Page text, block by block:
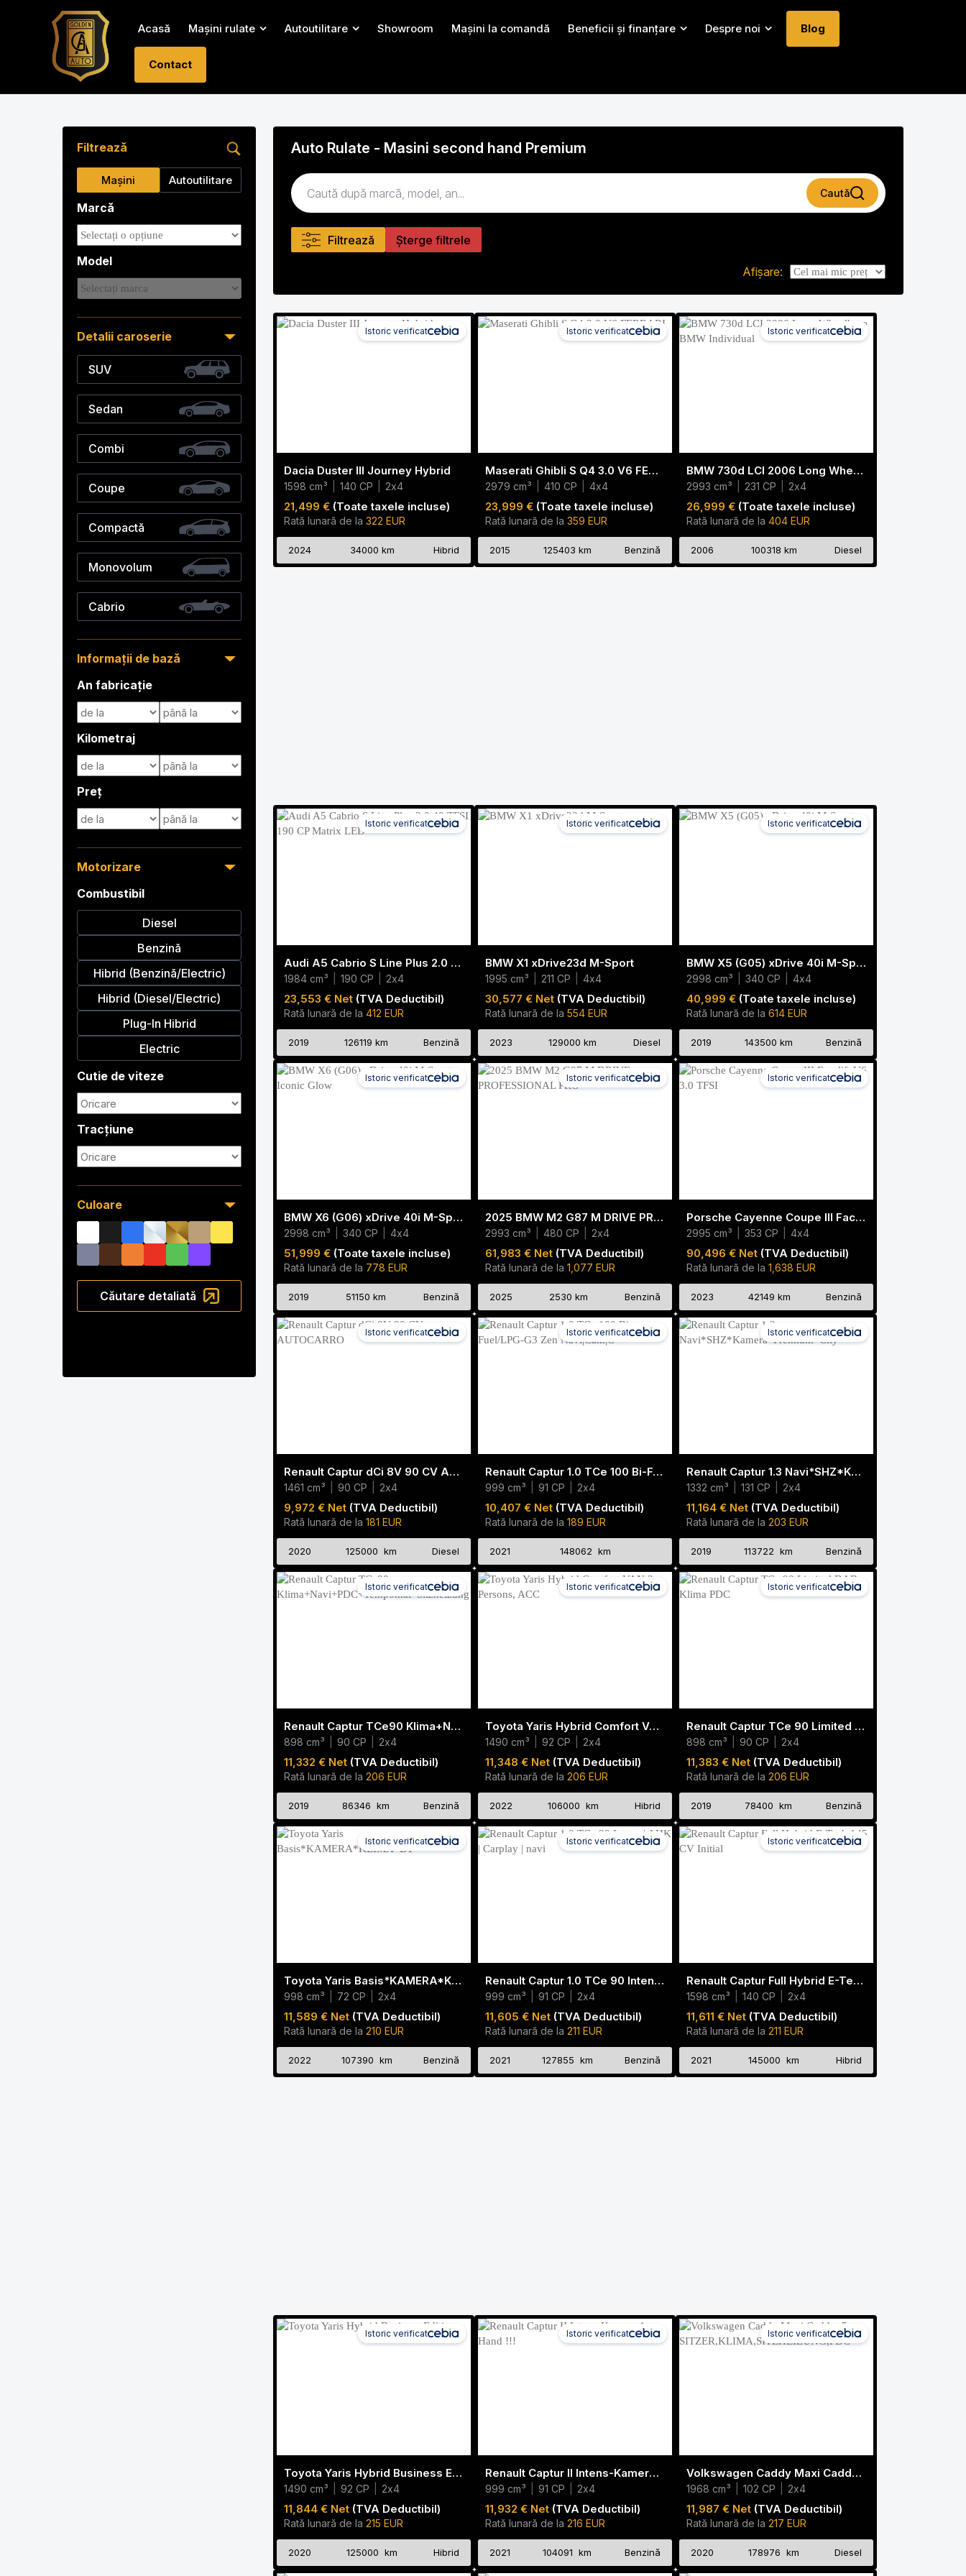
Acasă Mașini rulate Autoutilitare Showroom Mașini la comandă Beneficii și finanțare Despre noi Blog
Contact
Filtrează
Mașini Autoutilitare
Marcă
Model
Detalii caroserie
SUV
Sedan
Combi
Coupe
Compactă
Monovolum
Cabrio
Informații de bază
An fabricație
Kilometraj
Preț
Motorizare
Combustibil
Diesel
Benzină
Hibrid (Benzină/Electric)
Hibrid (Diesel/Electric)
Plug-In Hibrid
Electric
Cutie de viteze
Tracțiune
Culoare
Căutare detaliată
Auto Rulate - Masini second hand Premium
Caută
Filtrează Șterge filtrele
Afișare:
Istoric verificat
Dacia Duster III Journey Hybrid
1598 cm³ 140 CP 2x4
21,499 € (Toate taxele incluse)
Rată lunară de la 322 EUR
2024 34000 km Hibrid
Istoric verificat
Maserati Ghibli S Q4 3.0 V6 FERRARI
2979 cm³ 410 CP 4x4
23,999 € (Toate taxele incluse)
Rată lunară de la 359 EUR
2015 125403 km Benzină
Istoric verificat
BMW 730d LCI 2006 Long Wheelbase BMW Individual
2993 cm³ 231 CP 2x4
26,999 € (Toate taxele incluse)
Rată lunară de la 404 EUR
2006 100318 km Diesel
Istoric verificat
Audi A5 Cabrio S Line Plus 2.0 40 TFSI 190 CP Matrix LED
1984 cm³ 190 CP 2x4
23,553 € Net (TVA Deductibil)
Rată lunară de la 412 EUR
2019 126119 km Benzină
Istoric verificat
BMW X1 xDrive23d M-Sport
1995 cm³ 211 CP 4x4
30,577 € Net (TVA Deductibil)
Rată lunară de la 554 EUR
2023 129000 km Diesel
Istoric verificat
BMW X5 (G05) xDrive 40i M-Sport
2998 cm³ 340 CP 4x4
40,999 € (Toate taxele incluse)
Rată lunară de la 614 EUR
2019 143500 km Benzină
Istoric verificat
BMW X6 (G06) xDrive 40i M-Sport Iconic Glow
2998 cm³ 340 CP 4x4
51,999 € (Toate taxele incluse)
Rată lunară de la 778 EUR
2019 51150 km Benzină
Istoric verificat
2025 BMW M2 G87 M DRIVE PROFESSIONAL PRO
2993 cm³ 480 CP 2x4
61,983 € Net (TVA Deductibil)
Rată lunară de la 1,077 EUR
2025 2530 km Benzină
Istoric verificat
Porsche Cayenne Coupe III Facelift V6 3.0 TFSI
2995 cm³ 353 CP 4x4
90,496 € Net (TVA Deductibil)
Rată lunară de la 1,638 EUR
2023 42149 km Benzină
Istoric verificat
Renault Captur dCi 8V 90 CV AUTOCARRO
1461 cm³ 90 CP 2x4
9,972 € Net (TVA Deductibil)
Rată lunară de la 181 EUR
2020 125000 km Diesel
Istoric verificat
Renault Captur 1.0 TCe 100 Bi-Fuel/LPG-G3 Zen Navi|Cam|C
999 cm³ 91 CP 2x4
10,407 € Net (TVA Deductibil)
Rată lunară de la 189 EUR
2021 148062 km
Istoric verificat
Renault Captur 1.3 Navi*SHZ*Kamera*Premium*City*
1332 cm³ 131 CP 2x4
11,164 € Net (TVA Deductibil)
Rată lunară de la 203 EUR
2019 113722 km Benzină
Istoric verificat
Renault Captur TCe90 Klima+Navi+PDC+Tempomat+Sitzheizung
898 cm³ 90 CP 2x4
11,332 € Net (TVA Deductibil)
Rată lunară de la 206 EUR
2019 86346 km Benzină
Istoric verificat
Toyota Yaris Hybrid Comfort VAN 2 Persons, ACC
1490 cm³ 92 CP 2x4
11,348 € Net (TVA Deductibil)
Rată lunară de la 206 EUR
2022 106000 km Hibrid
Istoric verificat
Renault Captur TCe 90 Limited DAB Klima PDC
898 cm³ 90 CP 2x4
11,383 € Net (TVA Deductibil)
Rată lunară de la 206 EUR
2019 78400 km Benzină
Istoric verificat
Toyota Yaris Basis*KAMERA*KLIMA*BT*
998 cm³ 72 CP 2x4
11,589 € Net (TVA Deductibil)
Rată lunară de la 210 EUR
2022 107390 km Benzină
Istoric verificat
Renault Captur 1.0 TCe 90 Intens | AHK | Carplay | navi
999 cm³ 91 CP 2x4
11,605 € Net (TVA Deductibil)
Rată lunară de la 211 EUR
2021 127855 km Benzină
Istoric verificat
Renault Captur Full Hybrid E-Tech 145 CV Initial
1598 cm³ 140 CP 2x4
11,611 € Net (TVA Deductibil)
Rată lunară de la 211 EUR
2021 145000 km Hibrid
Istoric verificat
Toyota Yaris Hybrid Business Edition
1490 cm³ 92 CP 2x4
11,844 € Net (TVA Deductibil)
Rată lunară de la 215 EUR
2020 125000 km Hibrid
Istoric verificat
Renault Captur II Intens-Kamera-1 Hand !!!
999 cm³ 91 CP 2x4
11,932 € Net (TVA Deductibil)
Rată lunară de la 216 EUR
2021 104091 km Benzină
Istoric verificat
Volkswagen Caddy Maxi Caddy ,5 SITZER,KLIMA,SITZHEIZUNG,PDC
1968 cm³ 102 CP 2x4
11,987 € Net (TVA Deductibil)
Rată lunară de la 217 EUR
2020 178976 km Diesel